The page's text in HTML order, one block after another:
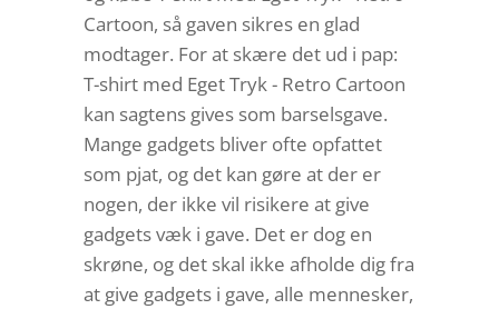
Cartoon, så gaven sikres en glad
modtager. For at skære det ud i pap:
T-shirt med Eget Tryk - Retro Cartoon
kan sagtens gives som barselsgave.
Mange gadgets bliver ofte opfattet
som pjat, og det kan gøre at der er
nogen, der ikke vil risikere at give
gadgets væk i gave. Det er dog en
skrøne, og det skal ikke afholde dig fra
at give gadgets i gave, alle mennesker,